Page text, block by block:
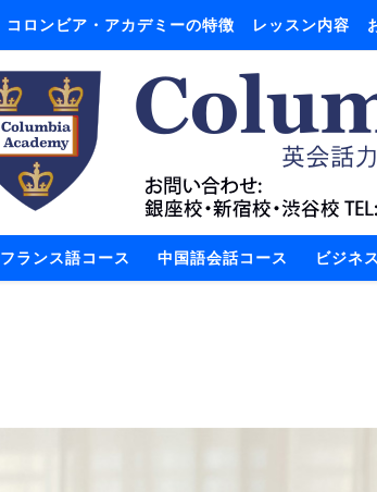
コロンビア・アカデミーの特徴 レッスン内容
フランス語コース 中国語会話コース ビジネ